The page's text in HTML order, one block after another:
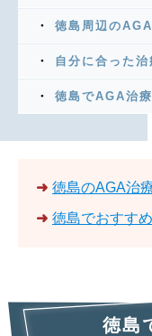
徳島周辺の
自分に合った治
徳島でAGA治
➜ 徳島のAGA治
➜ 徳島でおすす
徳島